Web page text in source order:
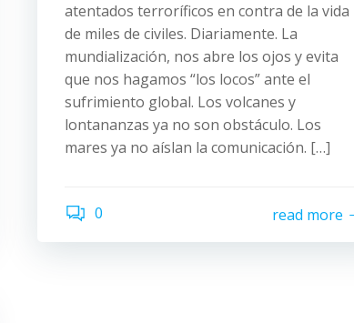
atentados terroríficos en contra de la vida
de miles de civiles. Diariamente. La
mundialización, nos abre los ojos y evita
que nos hagamos “los locos” ante el
sufrimiento global. Los volcanes y
lontananzas ya no son obstáculo. Los
mares ya no aíslan la comunicación. […]
0 read more